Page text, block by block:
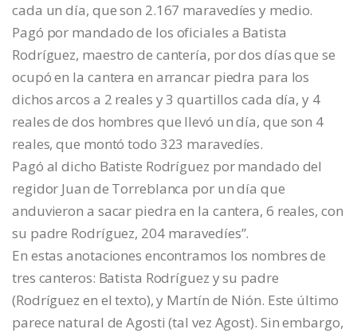
cada un día, que son 2.167 maravedíes y medio.
Pagó por mandado de los oficiales a Batista
Rodríguez, maestro de cantería, por dos días que se
ocupó en la cantera en arrancar piedra para los
dichos arcos a 2 reales y 3 quartillos cada día, y 4
reales de dos hombres que llevó un día, que son 4
reales, que montó todo 323 maravedíes.
Pagó al dicho Batiste Rodríguez por mandado del
regidor Juan de Torreblanca por un día que
anduvieron a sacar piedra en la cantera, 6 reales, con
su padre Rodríguez, 204 maravedíes”.
En estas anotaciones encontramos los nombres de
tres canteros: Batista Rodríguez y su padre
(Rodríguez en el texto), y Martín de Nión. Este último
parece natural de Agosti (tal vez Agost). Sin embargo,